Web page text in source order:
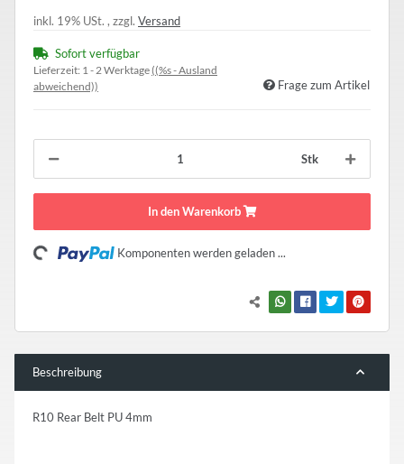
inkl. 19% USt. , zzgl. Versand
Sofort verfügbar
Lieferzeit: 1 - 2 Werktage((%s - Ausland
abweichend))
Frage zum Artikel
Stk
In den Warenkorb
Loading... Komponenten werden geladen ...
Beschreibung
R10 Rear Belt PU 4mm